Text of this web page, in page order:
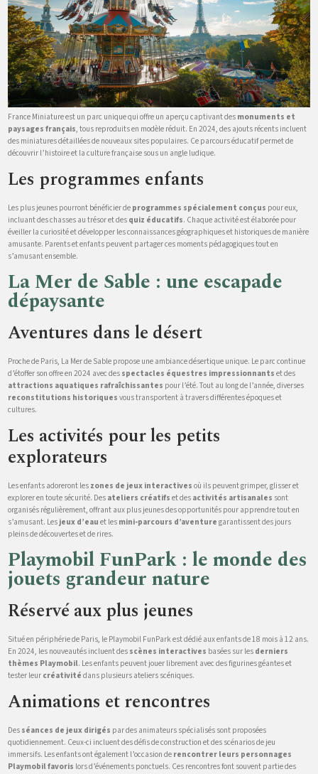
France Miniature est un parc unique qui offre un aperçu captivant des monuments et
paysages français, tous reproduits en modèle réduit. En 2024, des ajouts récents incluent
des miniatures détaillées de nouveaux sites populaires. Ce parcours éducatif permet de
découvrir l’histoire et la culture française sous un angle ludique.
Les programmes enfants
Les plus jeunes pourront bénéficier de programmes spécialement conçus pour eux,
incluant des chasses au trésor et des quiz éducatifs. Chaque activité est élaborée pour
éveiller la curiosité et développer les connaissances géographiques et historiques de manière
amusante. Parents et enfants peuvent partager ces moments pédagogiques tout en
s’amusant ensemble.
La Mer de Sable : une escapade
dépaysante
Aventures dans le désert
Proche de Paris, La Mer de Sable propose une ambiance désertique unique. Le parc continue
d’étoffer son offre en 2024 avec des spectacles équestres impressionnants et des
attractions aquatiques rafraîchissantes pour l’été. Tout au long de l’année, diverses
reconstitutions historiques vous transportent à travers différentes époques et
cultures.
Les activités pour les petits
explorateurs
Les enfants adoreront les zones de jeux interactives où ils peuvent grimper, glisser et
explorer en toute sécurité. Des ateliers créatifs et des activités artisanales sont
organisés régulièrement, offrant aux plus jeunes des opportunités pour apprendre tout en
s’amusant. Lesjeux d’eau et les mini-parcours d’aventure garantissent des jours
pleins de découvertes et de rires.
Playmobil FunPark : le monde des
jouets grandeur nature
Réservé aux plus jeunes
Situé en périphérie de Paris, le Playmobil FunPark est dédié aux enfants de 18 mois à 12 ans.
En 2024, les nouveautés incluent des scènes interactives basées sur les derniers
thèmes Playmobil. Les enfants peuvent jouer librement avec des figurines géantes et
tester leur créativité dans plusieurs ateliers scéniques.
Animations et rencontres
Des séances de jeux dirigés par des animateurs spécialisés sont proposées
quotidiennement. Ceux-ci incluent des défis de construction et des scénarios de jeu
immersifs. Les enfants ont également l’occasion de rencontrer leurs personnages
Playmobil favoris lors d’événements ponctuels. Ces rencontres font souvent partie des